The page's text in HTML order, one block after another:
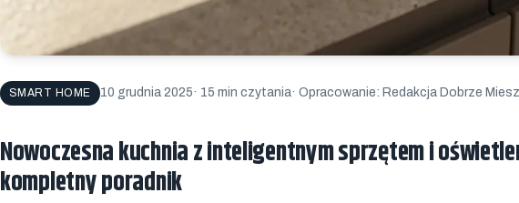
SMART HOME 10 grudnia 2025· 15 min czytania· Opracowanie: Redakcja Dobrze
Nowoczesna kuchnia z inteligentnym sprzętem i
kompletny poradnik